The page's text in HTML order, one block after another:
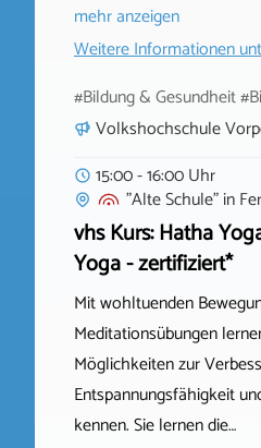
mehr anzeigen
Weitere Informationen
#Bildung & Gesundheit
Volkshochschule
15:00 - 16:00 Uhr
"Alte Schule"in
vhs Kurs: Hatha
Yoga - zertifiziert*
Mit wohltuenden
Meditationsübungen
Möglichkeiten zur
Entspannungsfähigkeit
kennen. Sie lernen die…